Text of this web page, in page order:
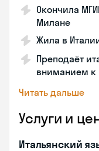
Окончила
Милане
Жила в
Преподаёт
вниманием
Читать дальше
Услуги и
Итальянский